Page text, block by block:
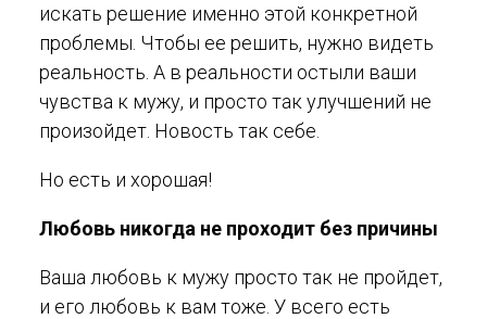
искать решение именно этой конкретной
проблемы. Чтобы ее решить, нужно видеть
реальность. А в реальности остыли ваши
чувства к мужу, и просто так улучшений не
произойдет. Новость так себе.
Но есть и хорошая!
Любовь никогда не проходит без причины
Ваша любовь к мужу просто так не пройдет,
и его любовь к вам тоже. У всего есть